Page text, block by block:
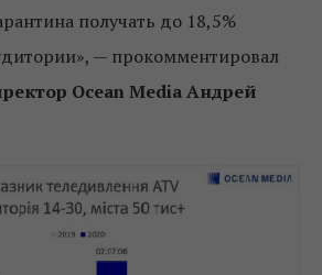
получать до 18,5%
— прокомментировал
Ocean Media Андрей